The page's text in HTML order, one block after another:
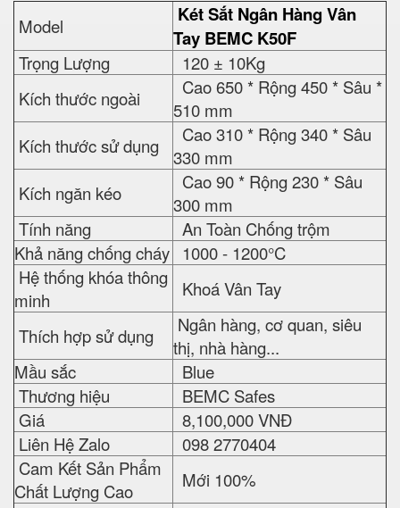
Model
Két Sắt Ngân Hàng Vân
Tay BEMC K50F
Trọng Lượng
120 ± 10Kg
Kích thước ngoài
Cao 650 * Rộng 450 * Sâu *
510 mm
Kích thước sử dụng
Cao 310 * Rộng 340 * Sâu
330 mm
Kích ngăn kéo
Cao 90 * Rộng 230 * Sâu
300 mm
Tính năng
An Toàn Chống trộm
Khả năng chống cháy
1000 - 1200°C
Hệ thống khóa thông
minh
Khoá Vân Tay
Thích hợp sử dụng
Ngân hàng, cơ quan, siêu
thị, nhà hàng...
Mầu sắc
Blue
Thương hiệu
BEMC Safes
Giá
8,100,000 VNĐ
Liên Hệ Zalo
098 2770404
Cam Kết Sản Phẩm
Chất Lượng Cao
Mới 100%